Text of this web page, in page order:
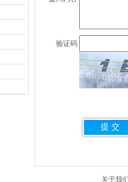
验证码
关于我